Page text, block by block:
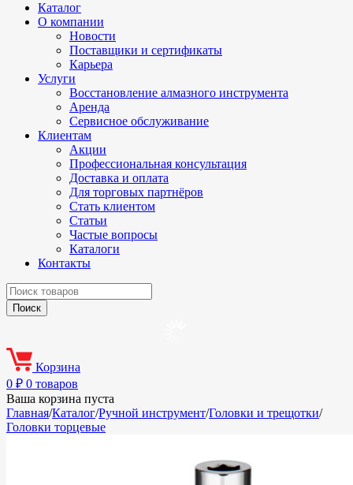
Каталог
О компании
Новости
Поставщики и сертификаты
Карьера
Услуги
Восстановление алмазного инструмента
Аренда
Сервисное обслуживание
Клиентам
Акции
Профессиональная консультация
Доставка и оплата
Для торговых партнёров
Стать клиентом
Статьи
Частые вопросы
Каталоги
Контакты
Корзина
0 ₽ 0 товаров
Ваша корзина пуста
Главная/Каталог/Ручной инструмент/Головки и трещотки/
Головки торцевые